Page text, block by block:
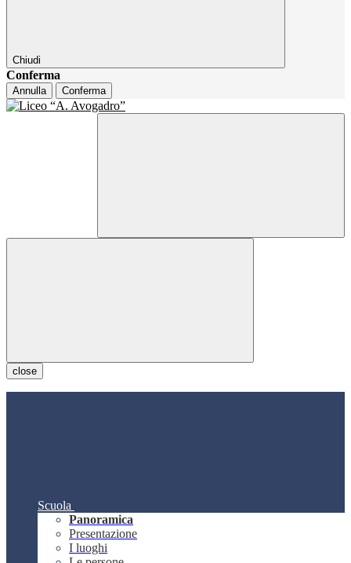
Chiudi
Conferma
Annulla Conferma
close
Scuola
Panoramica
Presentazione
I luoghi